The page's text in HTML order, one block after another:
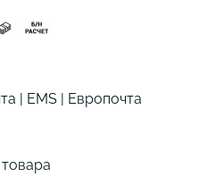
| EMS | Европочта